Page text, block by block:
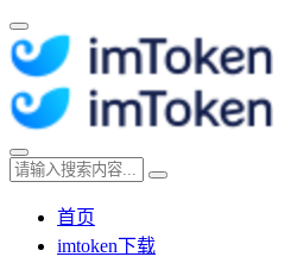
首页
imtoken下载